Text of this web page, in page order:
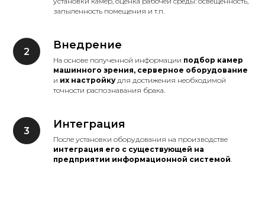
запыленность помещения и т.п.
Внедрение
На основе полученной информации подбор камер
машинного зрения, серверное оборудование
и их настройкудля достижения необходимой
точности распознавания брака.
Интеграция
После установки оборудования на производстве
интеграция его с существующей на
предприятии информационной системой